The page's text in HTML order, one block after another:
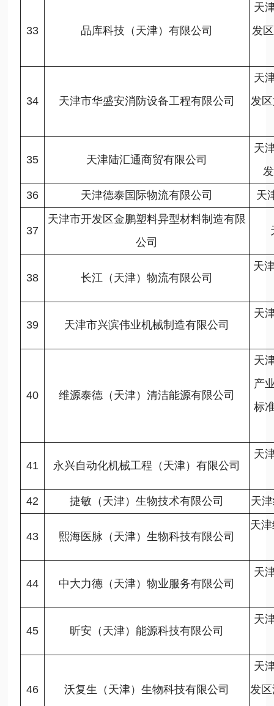
33 品库科技（天津）有限公司
天
发
34 天津市华盛安消防设备工程有限公司
天
发
35 天津陆汇通商贸有限公司
天
36
天津德泰国际物流有限公司 天
37
天津市开发区金鹏塑料异型材料制造有限
公司
38 长江（天津）物流有限公司
天
39 天津市兴滨伟业机械制造有限公司
天
40 维源泰德（天津）清洁能源有限公司
天
产
标
41 永兴自动化机械工程（天津）有限公司
天
42 捷敏（天津）生物技术有限公司 天
43 熙海医脉（天津）生物科技有限公司
天
44 中大力德（天津）物业服务有限公司
天
45 昕安（天津）能源科技有限公司
天
46 沃复生（天津）生物科技有限公司
天
发